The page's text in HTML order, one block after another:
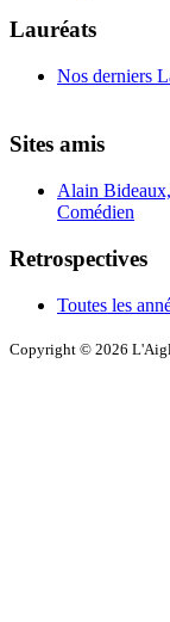
Lauréats
Nos derniers
Sites amis
Alain
Comédien
Retrospectives
Toutes les
Copyright © 2026